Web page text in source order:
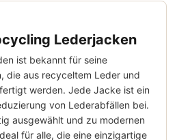
Lederjacken
ist bekannt für seine
die aus recyceltem Leder und
werden. Jede Jacke ist ein
von Lederabfällen bei.
ausgewählt und zu modernen
für alle, die eine einzigartige